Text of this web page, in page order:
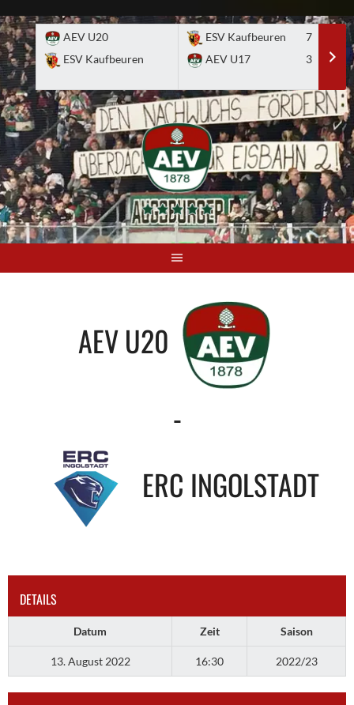
to
content
AEV U20
ESV Kaufbeuren
ESV Kaufbeuren
7
AEV U17
3
AEV U20
-
ERC INGOLSTADT
DETAILS
Datum Zeit Saison
13. August 2022 16:30 2022/23